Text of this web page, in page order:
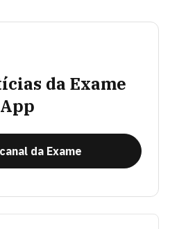
da Exame
da Exame